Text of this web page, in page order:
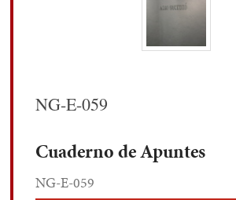
NG-E-059
Cuaderno de Apuntes
NG-E-059